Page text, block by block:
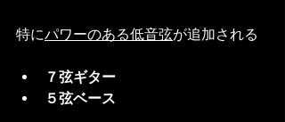
特にパワーのある低音弦が追加される
７弦ギター
５弦ベース